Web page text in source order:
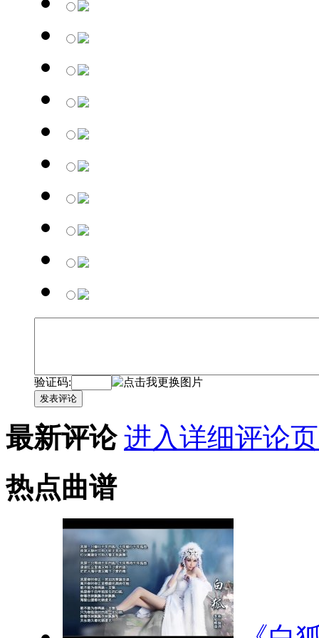
验证码:
发表评论
最新评论 进入详细评论
热点曲谱